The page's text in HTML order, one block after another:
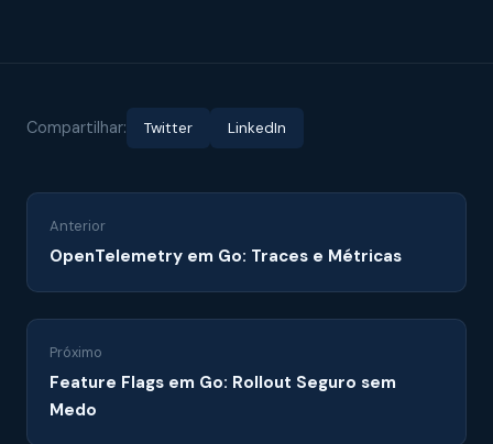
Compartilhar: Twitter LinkedIn
Anterior
OpenTelemetry em Go: Traces e Métricas
Próximo
Feature Flags em Go: Rollout Seguro sem
Medo